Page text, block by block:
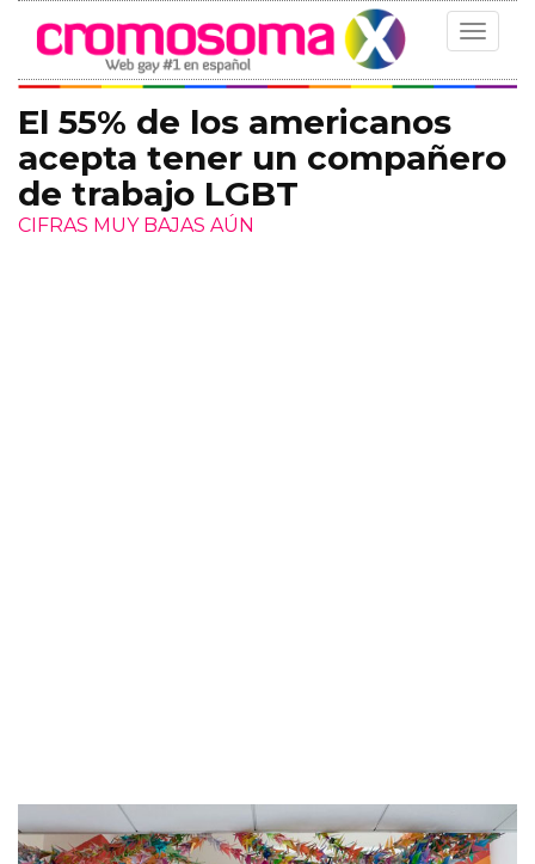
Toggle
El 55% de los americanos
acepta tener un compañero
de trabajo LGBT
CIFRAS MUY BAJAS AÚN